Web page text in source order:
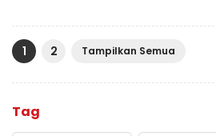
1 2 Tampilkan Semua
Tag